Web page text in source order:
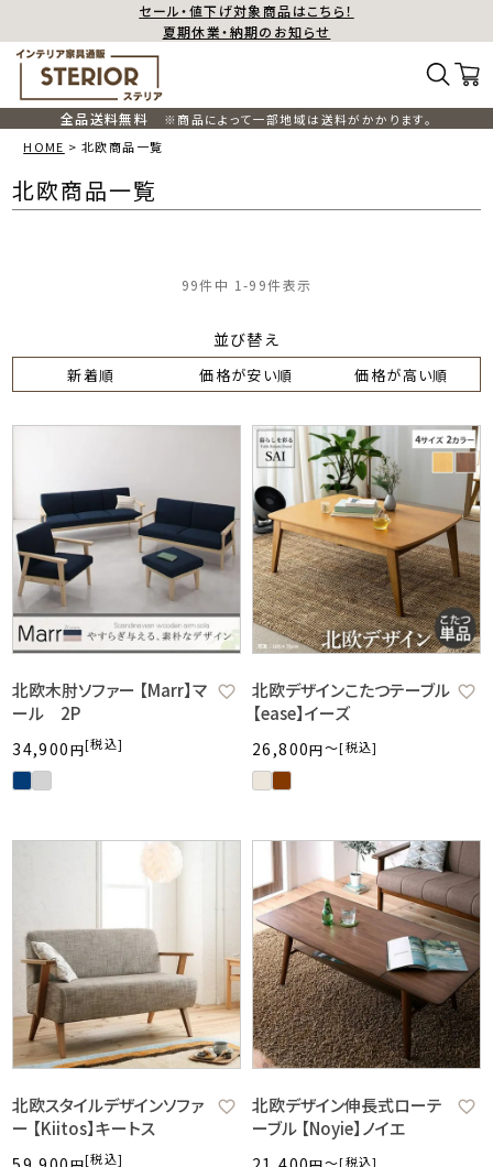
セール・値下げ対象商品はこちら！
夏期休業・納期のお知らせ
全品送料無料
※商品によって一部地域は送料がかかります。
HOME
北欧商品一覧
北欧商品一覧
並び替え
新着順 価格が安い順 価格が高い順
99件中 1 -99件表示
北欧木肘ソファー 【Marr】マ
ール 2P
34,900 税込
北欧デザインこたつテーブル
【ease】イーズ
26,800 税込
〜
北欧スタイルデザインソファ
ー 【Kiitos】キートス
税込
北欧デザイン伸長式ローテ
ーブル 【Noyie】ノイエ
税込
〜